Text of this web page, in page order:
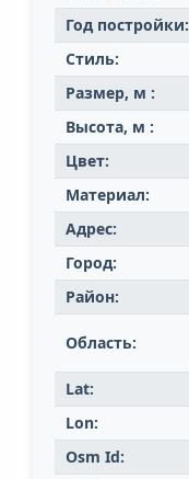
Год постройки:
Стиль:
Размер, м :
Высота, м :
Цвет:
Материал:
Адрес:
Город:
Район:
Область:
Lat:
Lon:
Osm Id: